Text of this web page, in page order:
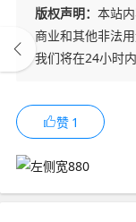
版权声明： 本站
商业和其他非法
我们将在24小时内
赞 1